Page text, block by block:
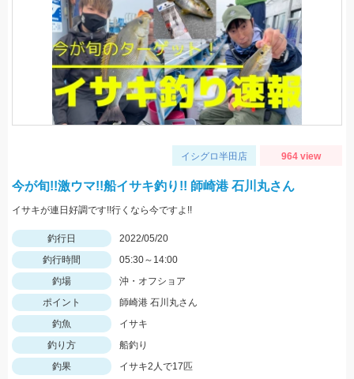
イシグロ半田店 964 view
今が旬!!激ウマ!!船イサキ釣り!! 師崎港 石川丸さん
イサキが連日好調です!!行くなら今ですよ!!
釣行日
2022/05/20
釣行時間
05:30～14:00
釣場
沖・オフショア
ポイント
師崎港 石川丸さん
釣魚
イサキ
釣り方
船釣り
釣果
イサキ2人で17匹